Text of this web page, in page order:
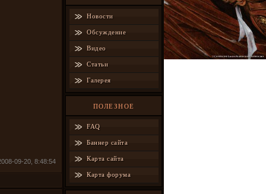
09-20, 8:48:54
Новости
Обсуждение
Видео
Статьи
Галерея
ПОЛЕЗНОЕ
FAQ
Баннер сайта
Карта сайта
Карта форума